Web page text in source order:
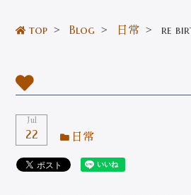
top >Blog > 日常 > re
Jul
22 日常